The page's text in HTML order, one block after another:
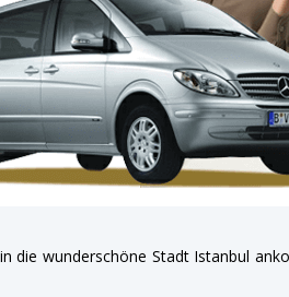
die wunderschöne Stadt Istanbul